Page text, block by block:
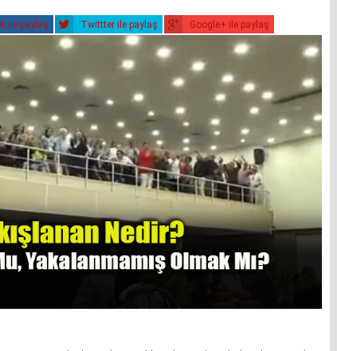
ile paylaş Twittter ile paylaş Google+ ile paylaş